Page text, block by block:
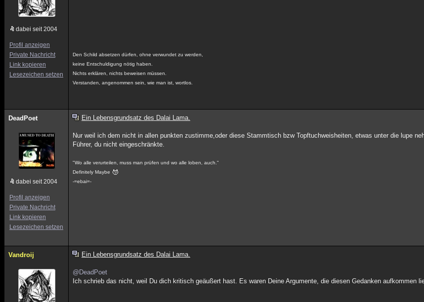
dabei seit 2004
Profil anzeigen
Private Nachricht
Link kopieren
Lesezeichen setzen
Den Schild absetzen dürfen, ohne verwundet zu werden,
keine Entschuldigung nötig haben.
Nichts erklären, nichts beweisen müssen.
Verstanden, angenommen sein, wie man ist, wortlos.
DeadPoet
dabei seit 2004
Profil anzeigen
Private Nachricht
Link kopieren
Lesezeichen setzen
Ein Lebensgrundsatz des Dalai Lama.
Nur weil ich dem nicht in allen punkten zustimme,oder diese Stammtisch bzw Topftuchweisheiten, etwas unter die lupe
Führer, du nicht eingeschränkte.
"Wo alle verurteilen, muss man prüfen und wo alle loben, auch."
Definitely Maybe
-=ebai=-
Vandroij Ein Lebensgrundsatz des Dalai Lama.
@DeadPoet
Ich schrieb das nicht, weil Du dich kritisch geäußert hast. Es waren Deine Argumente, die diesen Gedanken aufkommen